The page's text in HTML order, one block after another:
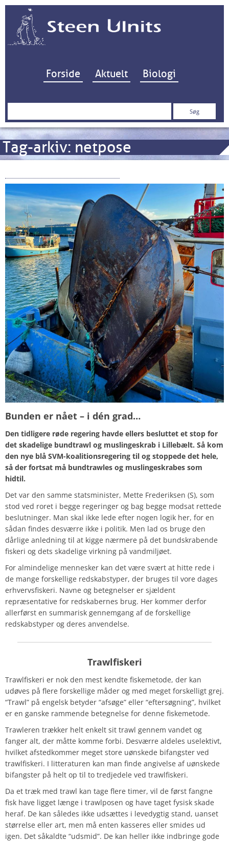
Hop til indhold
Forside Aktuelt Biologi
Søg
Tag-arkiv: netpose
Bunden er nået – i dén grad…
Den tidligere røde regering havde ellers besluttet et stop for
det skadelige bundtrawl og muslingeskrab i Lillebælt. Så kom
den nye blå SVM-koalitionsregering til og stoppede det hele,
så der fortsat må bundtrawles og muslingeskrabes som
hidtil.
Det var den samme statsminister, Mette Frederiksen (S), som
stod ved roret i begge regeringer og bag begge modsat rettede
beslutninger. Man skal ikke lede efter nogen logik her, for en
sådan findes desværre ikke i politik. Men lad os bruge den
dårlige anledning til at kigge nærmere på det bundskrabende
fiskeri og dets skadelige virkning på vandmiljøet.
For almindelige mennesker kan det være svært at hitte rede i
de mange forskellige redskabstyper, der bruges til vore dages
erhvervsfiskeri. Navne og betegnelser er sjældent
repræsentative for redskabernes brug. Her kommer derfor
allerførst en summarisk gennemgang af de forskellige
redskabstyper og deres anvendelse.
Trawlfiskeri
Trawlfiskeri er nok den mest kendte fiskemetode, der kan
udøves på flere forskellige måder og med meget forskelligt grej.
“Trawl” på engelsk betyder “afsøge” eller “eftersøgning”, hvilket
er en ganske rammende betegnelse for denne fiskemetode.
Trawleren trækker helt enkelt sit trawl gennem vandet og
fanger alt, der måtte komme forbi. Desværre aldeles uselektivt,
hvilket afstedkommer meget store uønskede bifangster ved
trawlfiskeri. I litteraturen kan man finde angivelse af uønskede
bifangster på helt op til to tredjedele ved trawlfiskeri.
Da et træk med trawl kan tage flere timer, vil de først fangne
fisk have ligget længe i trawlposen og have taget fysisk skade
heraf. De kan således ikke udsættes i levedygtig stand, uanset
størrelse eller art, men må enten kasseres eller smides ud
igen. Det såkaldte “udsmid”. De kan heller ikke indbringe gode